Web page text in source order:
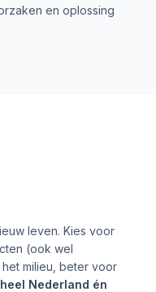
en oplossing
leven. Kies voor
(ook wel
milieu, beter voor
Nederland én